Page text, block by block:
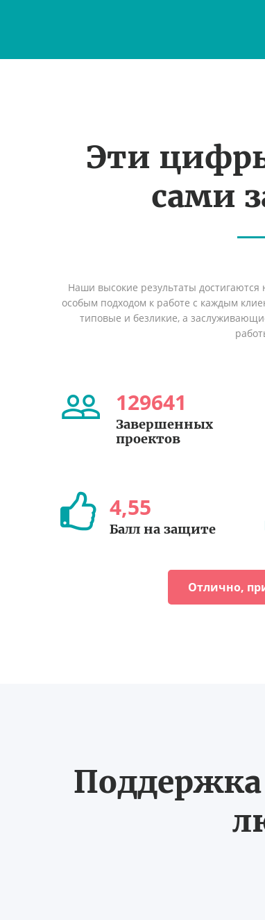
Эти
сами
Наши высокие результаты достигаются
особым подходом к работе с каждым
типовые и безликие, а
129641
Завершенных
проектов
4,55
Балл на защите
Отлично,
Поддержка